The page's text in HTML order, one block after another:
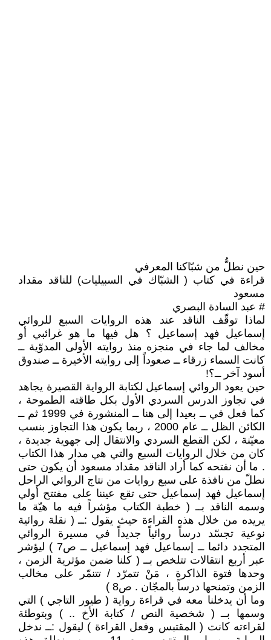
حين نطلُّ من شبّاكنا المعرفي
قراءة في كتاب ( الشبّاك في السبيليات) للناقد مقداد
مسعود
# عبد السادة البصري
لماذا توقّف الناقد عند هذه الروايات السبع للروائي
إسماعيل فهد إسماعيل ؟ هل فيها ما هو غرائبي أو
مخالف لما جاء في منجزه منذ روايته الأولى المدوّية ــ
كانت السماء زرقاء ــ صعوداً إلى روايته الأخيرة ــ صندوق
أسود آخر ــ؟!
حين يعود الروائي إسماعيل لكتابة الرواية القصيرة يجاهد
في تجاوز الدرس السردي الأول بكل طاقته الطموحة ،
كما فعل في ــ بعيدا إلى هنا ــ المنشورة في 1999 ثم ــ
الكائن الظل ــ عام 2000 ، ربما يكون هذا التجاوز بنسب
معيّنة ، لكن القطع السردي والانتقال إلى جهوية جديدة ،
كان من خلال الروايات السبع والتي هي مدار هذا الكتاب
. ما أن نفتحه كما أراد الناقد مقداد مسعود أن يكون حتى
نطلّ من نافذة على سبع روايات من نتاج الروائي الراحل
إسماعيل فهد إسماعيل حتى تقع عيننا على مفتتح أولي
وسمه الناقد بــ ( خطبة الكتاب مؤشراً فيه ما هيّة ما
يريده من خلال هذه القراءة حيث يقول :ــ ( نقلة روائية
نوعية تجسّد درساً روائياً جديداً في مسيرة الروائي
المتجدد دائما ــ إسماعيل فهد إسماعيل ــ ص7 ) ليؤشر
عبر أربع انتقالات تتلخص بــ ( كلنا ضمن مؤثرية الزمن ،
وحدها فتوة الذاكرة ، مَنْ تتمرّد / تتنمّر على مخالب
الزمن وتمنحها درساً بالمجّان . ص8 )
وما أن يدخلنا معه في قراءة رواية ( طيور التاجي ) التي
وسمها بــ ( شخصية النص / كتابة الأخ .. ) وبتوطئة
لقراءته كانت ( المقتبس وفعل القراءة ) ليقول :ــ ندخل